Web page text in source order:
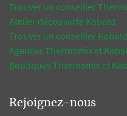
Trouver un conseiller
Atelier découverte Kobold
Trouver un conseiller Kobold
Agences Thermomix et
Boutiques Thermomix et
Rejoignez-nous